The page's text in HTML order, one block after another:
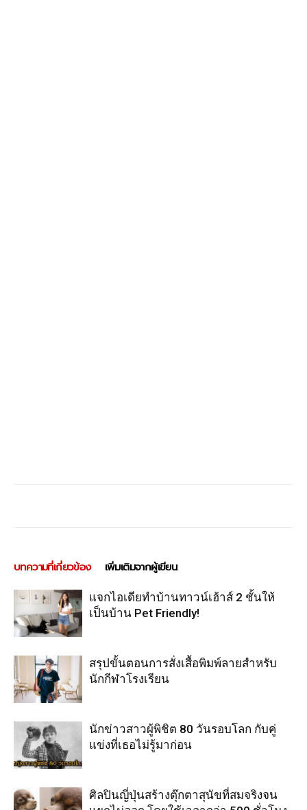
บทความที่เกี่ยวข้อง เพิ่มเติมจากผู้เขียน
แจกไอเดียทำบ้านทาวน์เฮ้าส์ 2 ชั้นให้
เป็นบ้าน Pet Friendly!
สรุปขั้นตอนการสั่งเสื้อพิมพ์ลายสำหรับ
นักกีฬาโรงเรียน
นักข่าวสาวผู้พิชิต 80 วันรอบโลก กับคู่
แข่งที่เธอไม่รู้มาก่อน
ศิลปินญี่ปุ่นสร้างตุ๊กตาสุนัขที่สมจริงจน